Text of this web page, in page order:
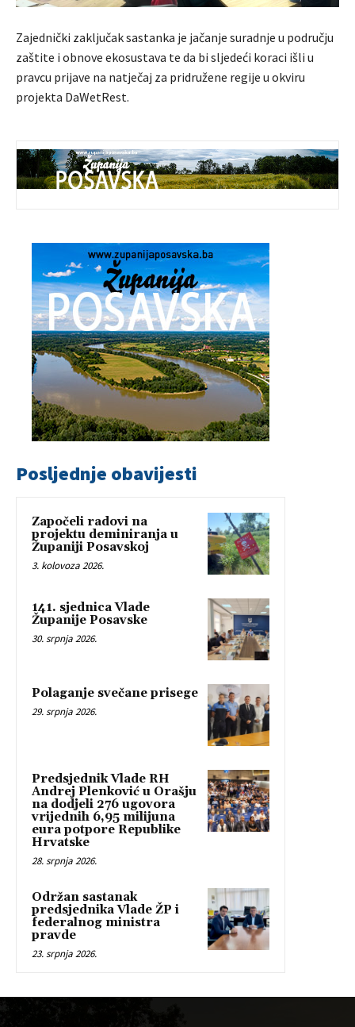
Zajednički zaključak sastanka je jačanje suradnje u području
zaštite i obnove ekosustava te da bi sljedeći koraci išli u
pravcu prijave na natječaj za pridružene regije u okviru
projekta DaWetRest.
Posljednje obavijesti
Započeli radovi na
projektu deminiranja u
Županiji Posavskoj
3. kolovoza 2026.
141. sjednica Vlade
Županije Posavske
30. srpnja 2026.
Polaganje svečane prisege
29. srpnja 2026.
Predsjednik Vlade RH
Andrej Plenković u Orašju
na dodjeli 276 ugovora
vrijednih 6,95 milijuna
eura potpore Republike
Hrvatske
28. srpnja 2026.
Održan sastanak
predsjednika Vlade ŽP i
federalnog ministra
pravde
23. srpnja 2026.